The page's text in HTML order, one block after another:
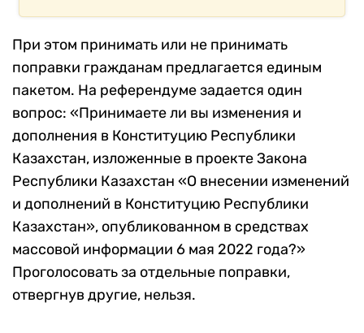
При этом принимать или не принимать
поправки гражданам предлагается единым
пакетом. На референдуме задается один
вопрос: «Принимаете ли вы изменения и
дополнения в Конституцию Республики
Казахстан, изложенные в проекте Закона
Республики Казахстан «О внесении изменений
и дополнений в Конституцию Республики
Казахстан», опубликованном в средствах
массовой информации 6 мая 2022 года?»
Проголосовать за отдельные поправки,
отвергнув другие, нельзя.